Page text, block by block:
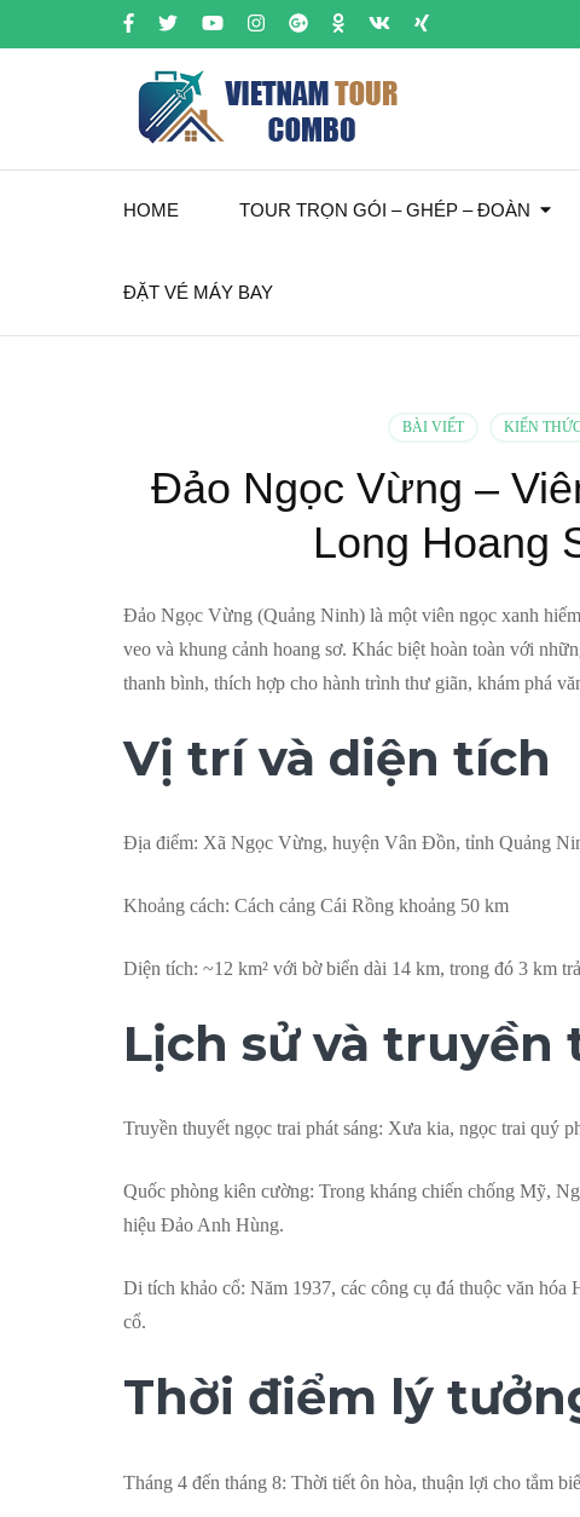
HOME TOUR TRỌN GÓI – GHÉP – ĐOÀN
ĐẶT VÉ MÁY BAY
BÀI VIẾT KIẾN
Đảo Ngọc Vừng –
Long Hoang
Đảo Ngọc Vừng (Quảng Ninh) là một viên ngọc xanh
veo và khung cảnh hoang sơ. Khác biệt hoàn toàn với
thanh bình, thích hợp cho hành trình thư giãn, khám phá
Vị trí và diện tích
Địa điểm: Xã Ngọc Vừng, huyện Vân Đồn, tỉnh Quảng
Khoảng cách: Cách cảng Cái Rồng khoảng 50 km
Diện tích: ~12 km² với bờ biển dài 14 km, trong đó 3 km
Lịch sử và truyền
Truyền thuyết ngọc trai phát sáng: Xưa kia, ngọc trai quý
Quốc phòng kiên cường: Trong kháng chiến chống Mỹ,
hiệu Đảo Anh Hùng.
Di tích khảo cổ: Năm 1937, các công cụ đá thuộc văn
cổ.
Thời điểm lý
Tháng 4 đến tháng 8: Thời tiết ôn hòa, thuận lợi cho tắm